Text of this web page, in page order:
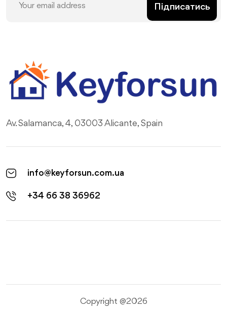
Підписатись
Av. Salamanca, 4, 03003 Alicante, Spain
info@keyforsun.com.ua
+34 66 38 36962
Copyright @2026